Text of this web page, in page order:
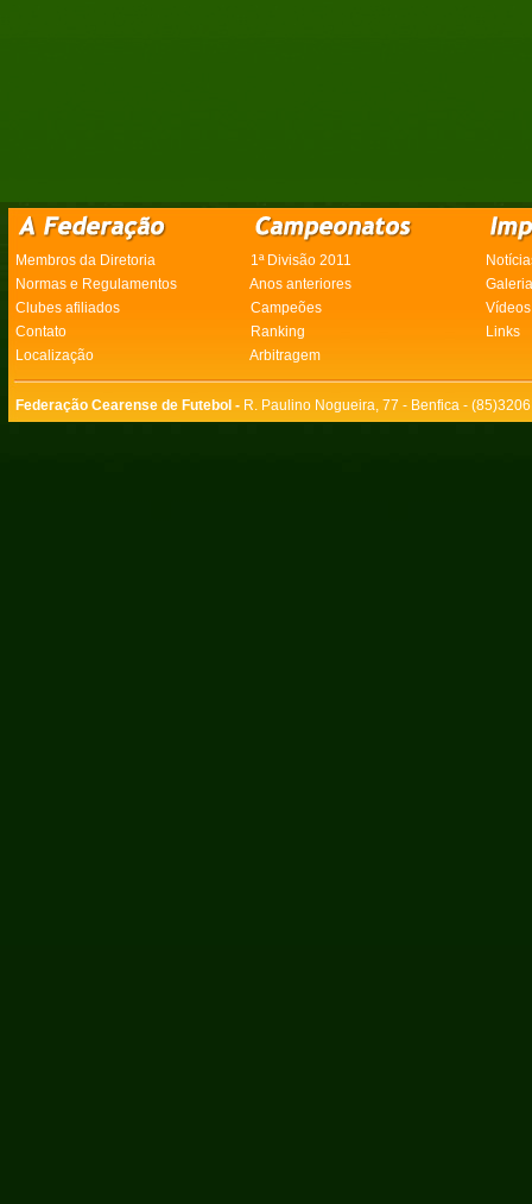
Membros da Diretoria 1ª Divisão 2011
Normas e Regulamentos
Anos anteriores
Clubes afiliados
Campeões
Vídeos
Contato
Ranking
Links
Localização
Arbitragem
Federação Cearense de Futebol - R. Paulino Nogueira, 77 - Benfica -